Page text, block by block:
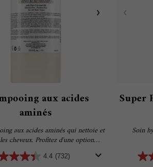
aux acides
aminés
aux acides aminés qui nettoie et
cheveux. Profitez d'une option
durable sur nous! Recevez une
A-Bottle gratuite avec votre achat
4.4 (732)
Super
Soin